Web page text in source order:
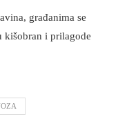
građanima se
kišobran i prilagode